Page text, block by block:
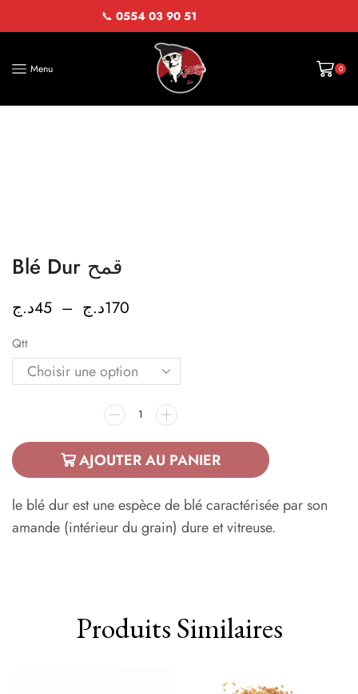
📞 0554 03 90 51
Menu 0
Blé Dur قمح
45د.ج – 170د.ج
Qtt
AJOUTER AU PANIER
le blé dur est une espèce de blé caractérisée par son
amande (intérieur du grain) dure et vitreuse.
Produits Similaires